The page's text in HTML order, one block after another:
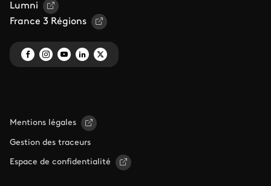
Lumni
France 3 Régions
Mentions légales
Gestion des traceurs
Espace de confidentialité